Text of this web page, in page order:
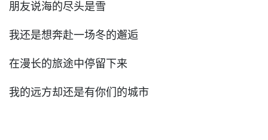
朋友说海的尽头是雪
我还是想奔赴一场冬的邂逅
在漫长的旅途中停留下来
我的远方却还是有你们的城市